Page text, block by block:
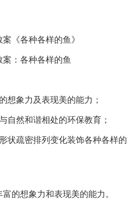
《各种各样的鱼》
：各种各样的鱼
想象力及表现美的能力；
自然和谐相处的环保教育；
状疏密排列变化装饰各种各样的
的想象力和表现美的能力。